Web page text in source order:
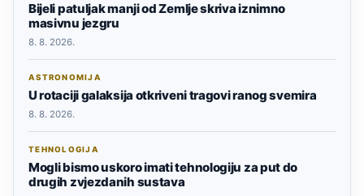
Bijeli patuljak manji od Zemlje skriva iznimno
masivnu jezgru
8. 8. 2026.
ASTRONOMIJA
U rotaciji galaksija otkriveni tragovi ranog svemira
8. 8. 2026.
TEHNOLOGIJA
Mogli bismo uskoro imati tehnologiju za put do
drugih zvjezdanih sustava